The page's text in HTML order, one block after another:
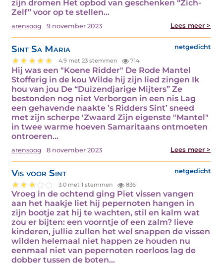
zijn dromen Het opbod van geschenken “Zich-
Zelf” voor op te stellen…
arensoog 9 november 2023 Lees meer >
Sint Sa Maria netgedicht
4.9 met 23 stemmen 714
Hij was een "Koene Ridder" De Rode Mantel
Stofferig in de kou Wilde hij zijn lied zingen Ik
hou van jou De “Duizendjarige Mijters” Ze
bestonden nog niet Verborgen in een nis Lag
een gehavende naakte ’s Ridders Sint’ sneed
met zijn scherpe 'Zwaard Zijn eigenste "Mantel"
in twee warme hoeven Samaritaans ontmoeten
ontroeren…
arensoog 8 november 2023 Lees meer >
Vis voor Sint netgedicht
3.0 met 1 stemmen 836
Vroeg in de ochtend ging Piet vissen vangen
aan het haakje liet hij pepernoten hangen in
zijn bootje zat hij te wachten, stil en kalm wat
zou er bijten: een voorntje of een zalm? lieve
kinderen, jullie zullen het wel snappen de vissen
wilden helemaal niet happen ze houden nu
eenmaal niet van pepernoten roerloos lag de
dobber tussen de boten…